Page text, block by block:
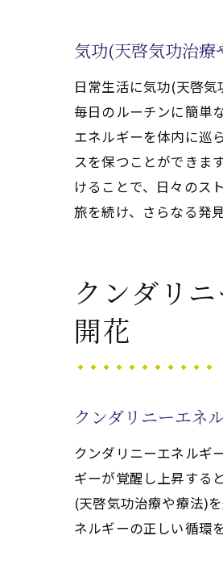
気功(天啓気功治
日常生活に気功(天啓
毎日のルーチンに簡単
エネルギーを体内に巡
スを保つことができま
けることで、日々のス
旅を続け、さらなる発
クンダリ
開花
クンダリニーエネ
クンダリニーエネルギ
ギーが覚醒し上昇する
(天啓気功治療や療法)
ネルギーの正しい循環